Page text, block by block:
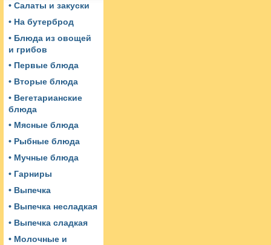
• Салаты и закуски
• На бутерброд
• Блюда из овощей
и грибов
• Первые блюда
• Вторые блюда
• Вегетарианские
блюда
• Мясные блюда
• Рыбные блюда
• Мучные блюда
• Гарниры
• Выпечка
• Выпечка несладкая
• Выпечка сладкая
• Молочные и